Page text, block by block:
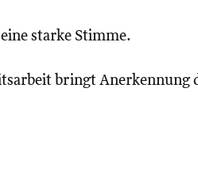
starke Stimme.
bringt Anerkennung